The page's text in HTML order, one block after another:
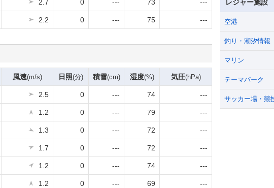
2.7 0 --- 73 ---
2.2 0 --- 75 ---
風速(m/s) 日照(分) 積雪(cm) 湿度(%) 気圧(hPa)
2.5 0 --- 74 ---
1.2 0 --- 79 ---
1.3 0 --- 72 ---
1.7 0 --- 72 ---
1.2 0 --- 74 ---
1.2 0 --- 69 ---
レジャー施設
空港
釣り・潮汐情報
マリン
テーマパーク
サッカー場・競